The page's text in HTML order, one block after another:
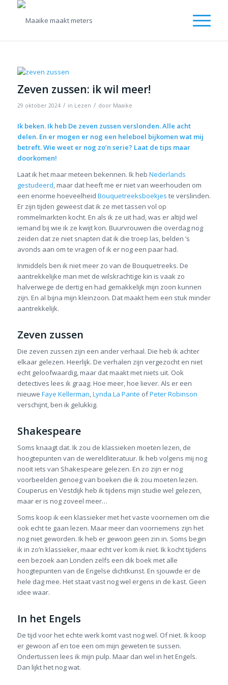
Zeven zussen: ik wil meer!
29 oktober 2024 / in Lezen / door Maaike
Ik beken. Ik heb De zeven zussen verslonden. Alle acht
delen. En er mogen er nog een heleboel bijkomen wat mij
betreft. Wie weet er nog zo’n serie? Laat de tips maar
doorkomen!
Laat ik het maar meteen bekennen. Ik heb Nederlands
gestudeerd, maar dat heeft me er niet van weerhouden om
een enorme hoeveelheid Bouquetreeksboekjes te verslinden.
Er zijn tijden geweest dat ik ze met tassen vol op
rommelmarkten kocht. En als ik ze uit had, was er altijd wel
iemand bij wie ik ze kwijt kon. Buurvrouwen die overdag nog
zeiden dat ze niet snapten dat ik die troep las, belden ’s
avonds aan om te vragen of ik er nog een paar had.
Inmiddels ben ik niet meer zo van de Bouquetreeks. De
aantrekkelijke man met de wilskrachtige kin is vaak zo
halverwege de dertig en had gemakkelijk mijn zoon kunnen
zijn. En al bijna mijn kleinzoon. Dat maakt hem een stuk minder
aantrekkelijk.
Zeven zussen
Die zeven zussen zijn een ander verhaal. Die heb ik achter
elkaar gelezen. Heerlijk. De verhalen zijn vergezocht en niet
echt geloofwaardig, maar dat maakt met niets uit. Ook
detectives lees ik graag. Hoe meer, hoe liever. Als er een
nieuwe Faye Kellerman,Lynda La Pante ofPeter Robinson
verschijnt, ben ik gelukkig.
Shakespeare
Soms knaagt dat. Ik zou de klassieken moeten lezen, de
hoogtepunten van de wereldliteratuur. Ik heb volgens mij nog
nooit iets van Shakespeare gelezen. En zo zijn er nog
voorbeelden genoeg van boeken die ik zou moeten lezen.
Couperus en Vestdijk heb ik tijdens mijn studie wel gelezen,
maar er is nog zoveel meer…
Soms koop ik een klassieker met het vaste voornemen om die
ook echt te gaan lezen. Maar meer dan voornemens zijn het
nog niet geworden. Ik heb er gewoon geen zin in. Soms begin
ik in zo’n klassieker, maar echt ver kom ik niet. Ik kocht tijdens
een bezoek aan Londen zelfs een dik boek met alle
hoogtepunten van de Engelse dichtkunst. En sjouwde er de
hele dag mee. Het staat vast nog wel ergens in de kast. Geen
idee waar.
In het Engels
De tijd voor het echte werk komt vast nog wel. Of niet. Ik koop
er gewoon af en toe een om mijn geweten te sussen.
Ondertussen lees ik mijn pulp. Maar dan wel in het Engels.
Dan lijkt het nog wat.